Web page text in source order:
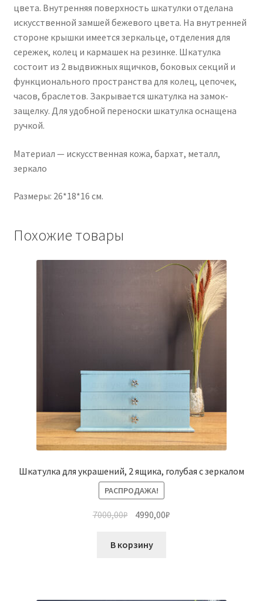
цвета. Внутренняя поверхность шкатулки отделана
искусственной замшей бежевого цвета. На внутренней
стороне крышки имеется зеркальце, отделения для
сережек, колец и кармашек на резинке. Шкатулка
состоит из 2 выдвижных ящичков, боковых секций и
функционального пространства для колец, цепочек,
часов, браслетов. Закрывается шкатулка на замок-
защелку. Для удобной переноски шкатулка оснащена
ручкой.
Материал — искусственная кожа, бархат, металл,
зеркало
Размеры: 26*18*16 см.
Похожие товары
Шкатулка для украшений, 2 ящика, голубая с зеркалом
РАСПРОДАЖА!
7000,00₽ 4990,00₽
В корзину